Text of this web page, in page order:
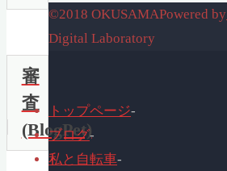
審
査
(BlogPet)
Powered by
©2018 OKUSAMA
Digital Laboratory
トップページ-
ブログ-
私と自転車-